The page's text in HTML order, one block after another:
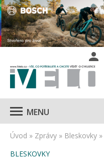
MENU
Úvod » Zprávy » Bleskovky »
BLESKOVKY